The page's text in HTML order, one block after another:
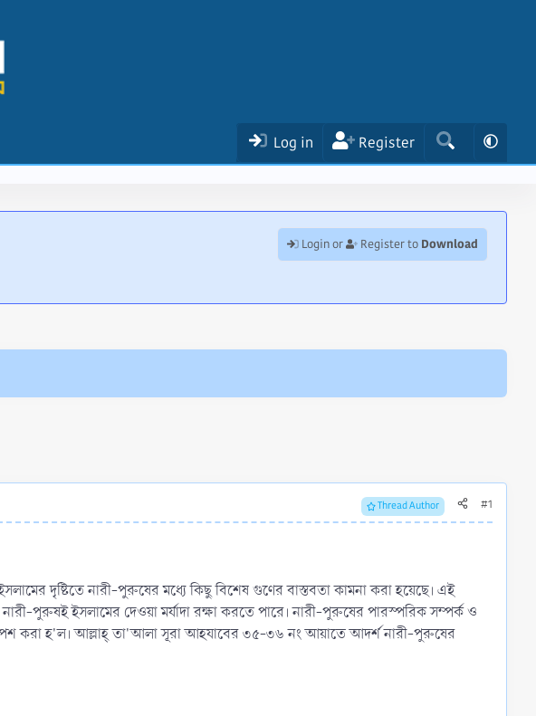
Log in Register
Login or Register to Download
Thread Author #1
দৃষ্টিতে নারী-পুরুষের মধ্যে কিছু বিশেষ গুণের বাস্তবতা কামনা করা হয়েছে। এই
পুরুষই ইসলামের দেওয়া মর্যাদা রক্ষা করতে পারে। নারী-পুরুষের পারস্পরিক সম্পর্ক ও
পেশ করা হ'ল। আল্লাহ্ তা'আলা সূরা আহযাবের ৩৫-৩৬ নং আয়াতে আদর্শ নারী-পুরুষের